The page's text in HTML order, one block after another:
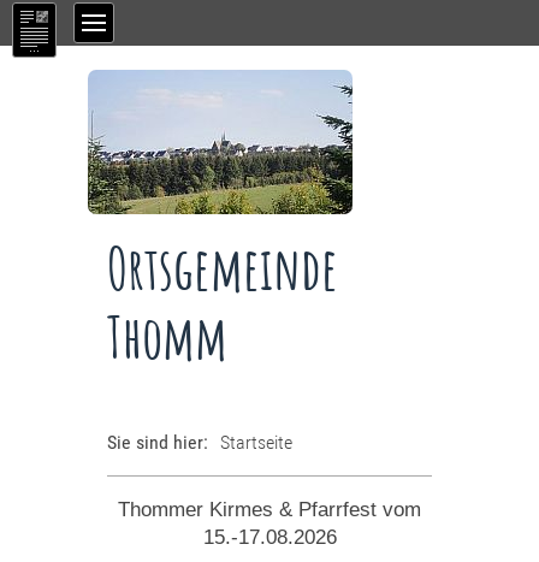
Ortsgemeinde
Thomm
Sie sind hier: Startseite
Thommer Kirmes & Pfarrfest vom
15.-17.08.2026